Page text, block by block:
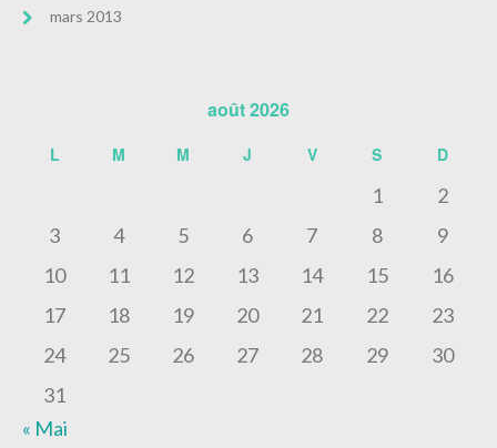
mars 2013
août 2026
L M M J V S D
1
2
3
4 5 6 7 8
9
10
11 12 13 14 15
16
17
18 19 20 21 22
23
24
25 26 27 28 29
30
31
« Mai